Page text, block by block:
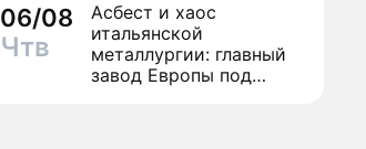
06/08
Чтв
Асбест и хаос
итальянской
металлургии: главный
завод Европы под